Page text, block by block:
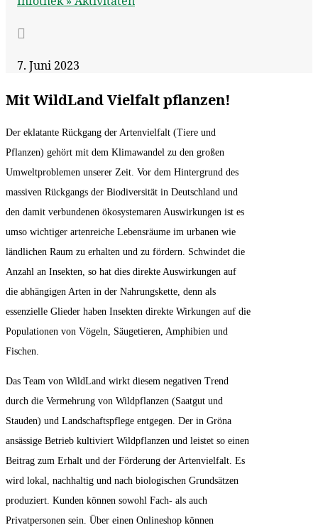

7. Juni 2023
Mit WildLand Vielfalt pflanzen!
Der eklatante Rückgang der Artenvielfalt (Tiere und
Pflanzen) gehört mit dem Klimawandel zu den großen
Umweltproblemen unserer Zeit. Vor dem Hintergrund des
massiven Rückgangs der Biodiversität in Deutschland und
den damit verbundenen ökosystemaren Auswirkungen ist es
umso wichtiger artenreiche Lebensräume im urbanen wie
ländlichen Raum zu erhalten und zu fördern. Schwindet die
Anzahl an Insekten, so hat dies direkte Auswirkungen auf
die abhängigen Arten in der Nahrungskette, denn als
essenzielle Glieder haben Insekten direkte Wirkungen auf die
Populationen von Vögeln, Säugetieren, Amphibien und
Fischen.
Das Team von WildLand wirkt diesem negativen Trend
durch die Vermehrung von Wildpflanzen (Saatgut und
Stauden) und Landschaftspflege entgegen. Der in Gröna
ansässige Betrieb kultiviert Wildpflanzen und leistet so einen
Beitrag zum Erhalt und der Förderung der Artenvielfalt. Es
wird lokal, nachhaltig und nach biologischen Grundsätzen
produziert. Kunden können sowohl Fach- als auch
Privatpersonen sein. Über einen Onlineshop können